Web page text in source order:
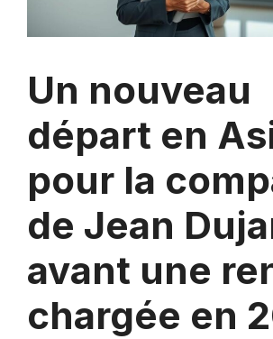
Un nouveau
départ en
pour la
de Jean
avant une
chargée en